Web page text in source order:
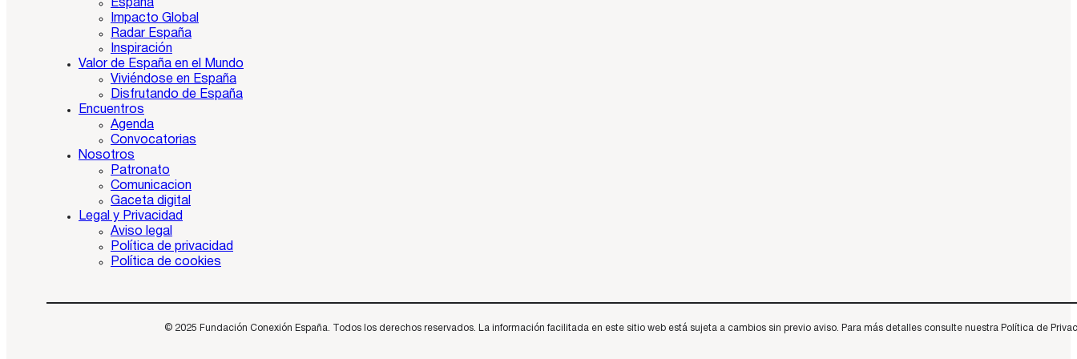
España
Impacto Global
Radar España
Inspiración
Valor de España en el Mundo
Viviéndose en España
Disfrutando de España
Encuentros
Agenda
Convocatorias
Nosotros
Patronato
Comunicacion
Gaceta digital
Legal y Privacidad
Aviso legal
Política de privacidad
Política de cookies
© 2025 Fundación Conexión España. Todos los derechos reservados. La información facilitada en este sitio web está sujeta a cambios sin previo aviso. Para más detalles consulte nuestra Política de